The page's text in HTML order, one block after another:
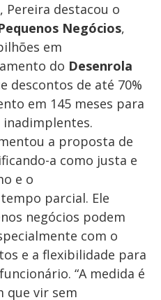
Pereira destacou o
Negócios,
em
do Desenrola
descontos de até 70%
em 145 meses para
inadimplentes.
a proposta de
a como justa e
e o
parcial. Ele
negócios podem
com o
e a flexibilidade para
“A medida é
que vir sem